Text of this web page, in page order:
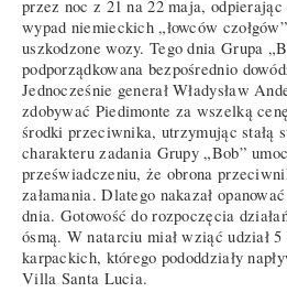
przez noc z 21 na 22 maja,
wypad niemieckich „łowców
uszkodzone wozy. Tego dnia Grupa
podporządkowana bezpośrednio
Jednocześnie generał Władysław
zdobywać Piedimonte za wszelką
środki przeciwnika, utrzymując stałą
charakteru zadania Grupy „Bob”
przeświadczeniu, że obrona
załamania. Dlatego nakazał
dnia. Gotowość do rozpoczęcia
ósmą. W natarciu miał wziąć udział
karpackich, którego pododdziały
Villa Santa Lucia.